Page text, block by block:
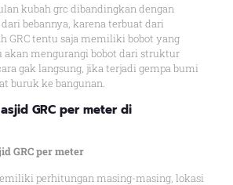
kubah grc dibandingkan dengan
bebannya, karena terbuat dari
GRC tentu saja memiliki bobot yang
akan mengurangi bobot dari struktur
gak langsung, jika terjadi gempa bumi
buruk ke bangunan.
GRC per meter di
GRC per meter
perhitungan masing-masing, lokasi